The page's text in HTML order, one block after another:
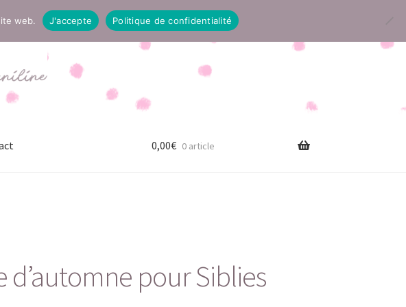
0,00€ 0 article
d’automne pour Siblies
web. J'accepte Politique de confidentialité